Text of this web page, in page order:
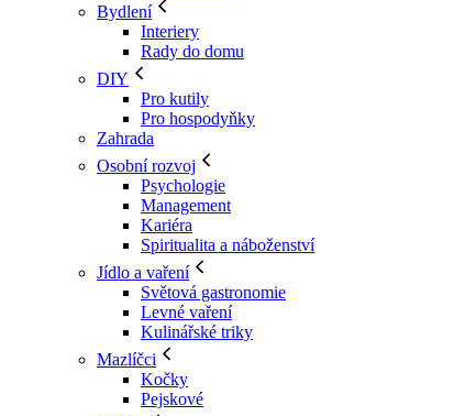
Bydlení
Interiery
Rady do domu
DIY
Pro kutily
Pro hospodyňky
Zahrada
Osobní rozvoj
Psychologie
Management
Kariéra
Spiritualita a náboženství
Jídlo a vaření
Světová gastronomie
Levné vaření
Kulinářské triky
Mazlíčci
Kočky
Pejskové